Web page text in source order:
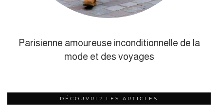
Parisienne amoureuse inconditionnelle de la
mode et des voyages
DÉCOUVRIR LES ARTICLES